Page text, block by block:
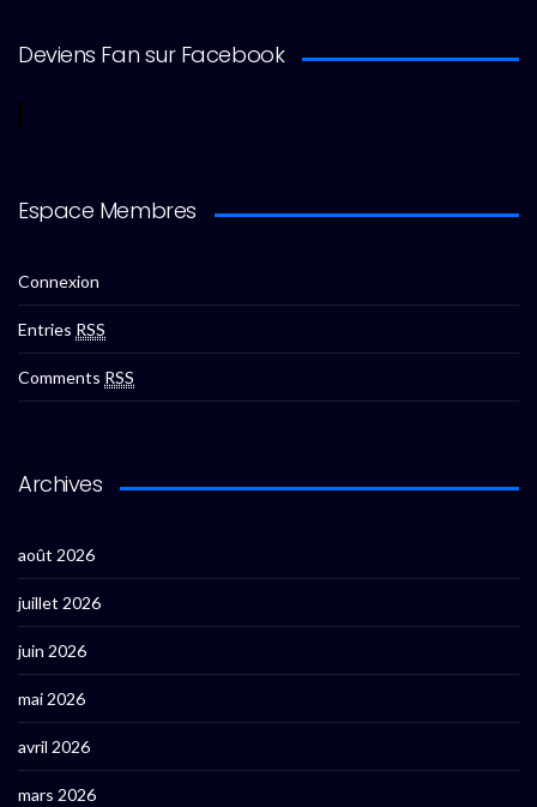
Deviens Fan sur Facebook
Espace Membres
Connexion
Entries RSS
Comments RSS
Archives
août 2026
juillet 2026
juin 2026
mai 2026
avril 2026
mars 2026